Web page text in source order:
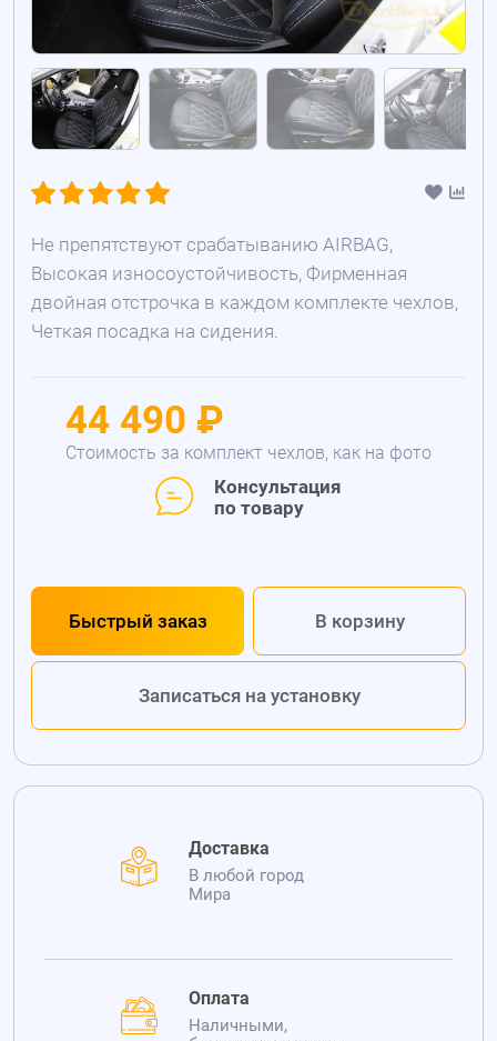
Не препятствуют срабатыванию AIRBAG,
Высокая износоустойчивость, Фирменная
двойная отстрочка в каждом комплекте чехлов,
Четкая посадка на сидения.
44 490 ₽
Стоимость за комплект чехлов, как на фото
Консультация
по товару
Быстрый заказ В корзину
Записаться на установку
Доставка
В любой город
Мира
Оплата
Наличными,